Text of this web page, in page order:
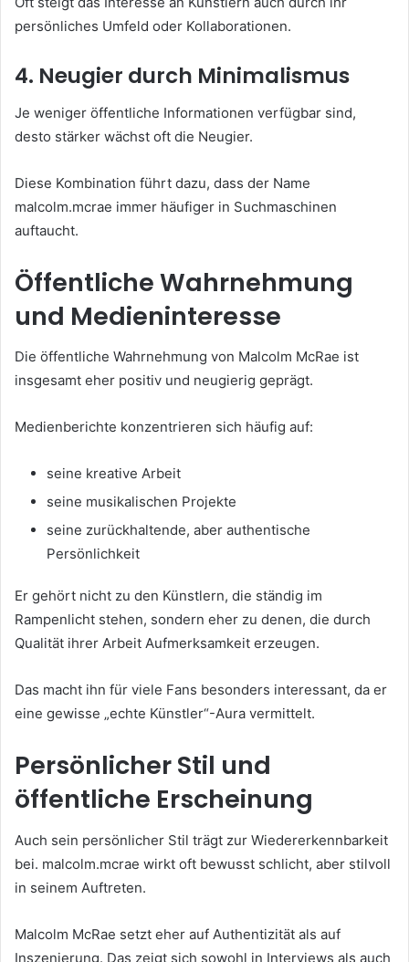
persönliches Umfeld oder Kollaborationen.
4. Neugier durch Minimalismus
Je weniger öffentliche Informationen verfügbar sind,
desto stärker wächst oft die Neugier.
Diese Kombination führt dazu, dass der Name
malcolm.mcrae immer häufiger in Suchmaschinen
auftaucht.
Öffentliche Wahrnehmung
und Medieninteresse
Die öffentliche Wahrnehmung von Malcolm McRae ist
insgesamt eher positiv und neugierig geprägt.
Medienberichte konzentrieren sich häufig auf:
seine kreative Arbeit
seine musikalischen Projekte
seine zurückhaltende, aber authentische
Persönlichkeit
Er gehört nicht zu den Künstlern, die ständig im
Rampenlicht stehen, sondern eher zu denen, die durch
Qualität ihrer Arbeit Aufmerksamkeit erzeugen.
Das macht ihn für viele Fans besonders interessant, da er
eine gewisse „echte Künstler“-Aura vermittelt.
Persönlicher Stil und
öffentliche Erscheinung
Auch sein persönlicher Stil trägt zur Wiedererkennbarkeit
bei. malcolm.mcrae wirkt oft bewusst schlicht, aber stilvoll
in seinem Auftreten.
Malcolm McRae setzt eher auf Authentizität als auf
Inszenierung. Das zeigt sich sowohl in Interviews als auch